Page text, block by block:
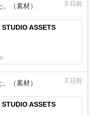
（素材） 3 日前
ASSETS
（素材） 3 日前
ASSETS